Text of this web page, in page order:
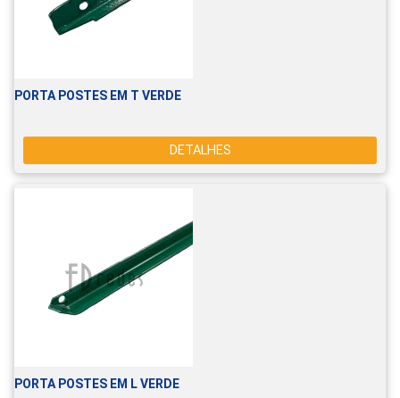
PORTA POSTES EM T VERDE
DETALHES
PORTA POSTES EM L VERDE